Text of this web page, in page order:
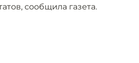
сообщила газета.